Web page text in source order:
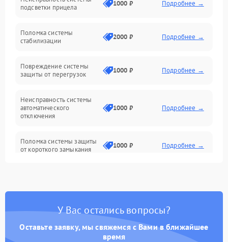
Электропитание
Механика
Корпус/Герметичность
подсветки прицела
1000 ₽ Подробнее →
Поломка системы
стабилизации
2000 ₽ Подробнее →
Повреждение системы
защиты от перегрузок
1000 ₽ Подробнее →
Неисправность системы
автоматического
отключения
1000 ₽ Подробнее →
Поломка системы защиты
от короткого замыкания
1000 ₽ Подробнее →
Неисправность системы
перенапряжения
1000 ₽ Подробнее →
У Вас остались вопросы?
Оставьте заявку, мы свяжемся с Вами в ближайшее
время